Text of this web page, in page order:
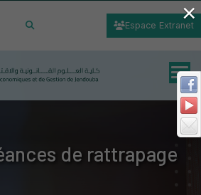
Espace Extranet
de rattrapage
×